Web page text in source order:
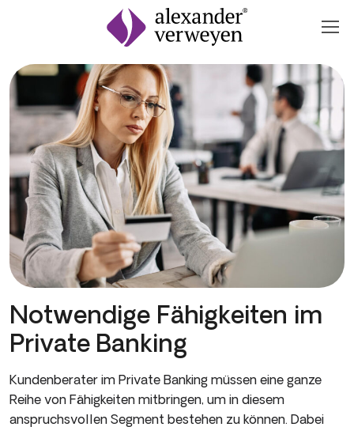
Zum Inhalt springen
Notwendige Fähigkeiten im
Private Banking
Kundenberater im Private Banking müssen eine ganze
Reihe von Fähigkeiten mitbringen, um in diesem
anspruchsvollen Segment bestehen zu können. Dabei